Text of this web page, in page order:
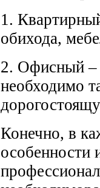
1.
обихода,
2. Офисный –
необходимо
Конечно, в
особенности